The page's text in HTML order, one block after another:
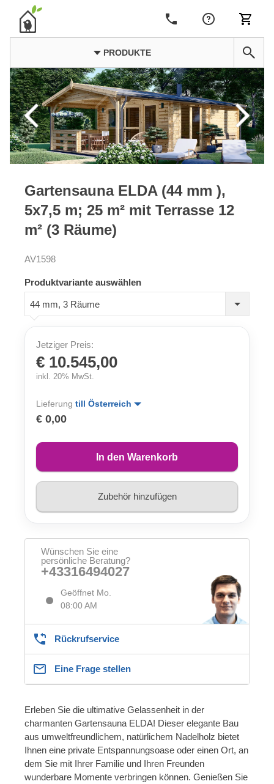
PRODUKTE
Gartensauna ELDA (44 mm ),
5x7,5 m; 25 m² mit Terrasse 12
m² (3 Räume)
AV1598
Produktvariante auswählen
44 mm, 3 Räume
Jetziger Preis:
€ 10.545,00
inkl. 20% MwSt.
Lieferung till Österreich
€ 0,00
In den Warenkorb
Zubehör hinzufügen
Wünschen Sie eine
persönliche Beratung?
+43316494027
Geöffnet Mo.
08:00 AM
Rückrufservice
Eine Frage stellen
Erleben Sie die ultimative Gelassenheit in der
charmanten Gartensauna ELDA! Dieser elegante Bau
aus umweltfreundlichem, natürlichem Nadelholz bietet
Ihnen eine private Entspannungsoase oder einen Ort, an
dem Sie mit Ihrer Familie und Ihren Freunden
wunderbare Momente verbringen können. Genießen Sie